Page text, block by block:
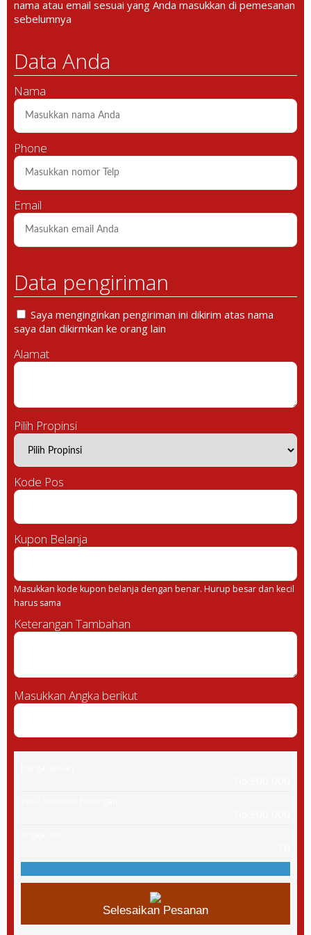
nama atau email sesuai yang Anda masukkan di pemesanan
sebelumnya
Data Anda
Nama
Phone
Email
Data pengiriman
Saya menginginkan pengiriman ini dikirim atas nama
saya dan dikirmkan ke orang lain
Alamat
Pilih Propinsi
Kode Pos
Kupon Belanja
Masukkan kode kupon belanja dengan benar. Hurup besar dan kecil
harus sama
Keterangan Tambahan
Masukkan Angka berikut
Selesaikan Pesanan